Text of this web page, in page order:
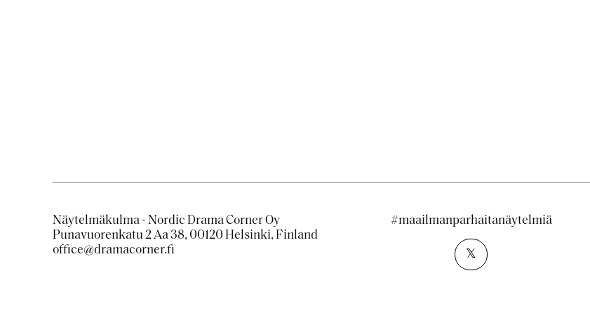
Näytelmäkulma - Nordic Drama Corner Oy
Punavuorenkatu 2 Aa 38, 00120 Helsinki, Finland
office@dramacorner.fi
#maailmanparhaitanäytelmiä
𝕏